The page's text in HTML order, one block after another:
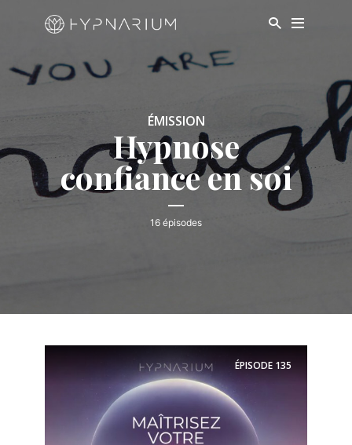
ÉMISSION
Hypnose
confiance en soi
16 épisodes
ÉPISODE 135